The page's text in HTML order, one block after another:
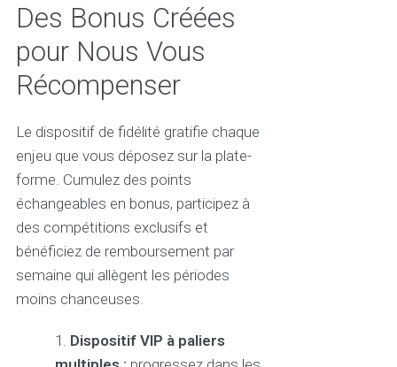
Des Bonus Créées
pour Nous Vous
Récompenser
Le dispositif de fidélité gratifie chaque
enjeu que vous déposez sur la plate-
forme. Cumulez des points
échangeables en bonus, participez à
des compétitions exclusifs et
bénéficiez de remboursement par
semaine qui allègent les périodes
moins chanceuses.
Dispositif VIP à paliers